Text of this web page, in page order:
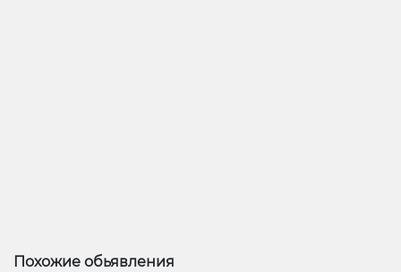
Похожие обьявления